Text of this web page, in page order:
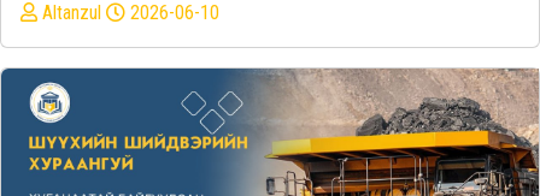
Altanzul
2026-06-10